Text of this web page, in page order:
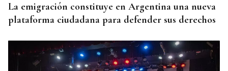
La emigración constituye en Argentina una nueva
plataforma ciudadana para defender sus derechos